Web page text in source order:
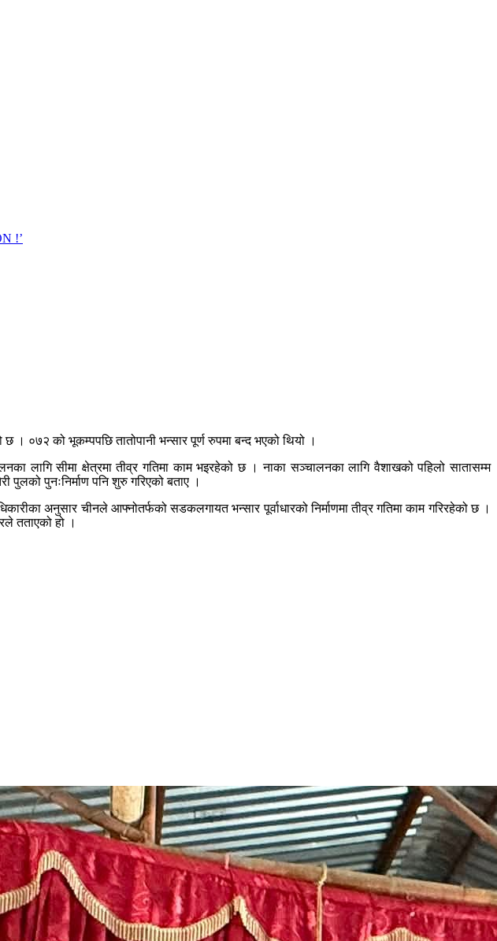
। ०७२ को भूकम्पपछि तातोपानी भन्सार पूर्ण रुपमा बन्द भएको थियो ।
लागि सीमा क्षेत्रमा तीव्र गतिमा काम भइरहेको छ । नाका सञ्चालनका लागि वैशाखको पहिलो सातासम्म
पुलको पुनःनिर्माण पनि शुरु गरिएको बताए ।
अनुसार चीनले आफ्नोतर्फको सडकलगायत भन्सार पूर्वाधारको निर्माणमा तीव्र गतिमा काम गरिरहेको छ ।
तताएको हो ।